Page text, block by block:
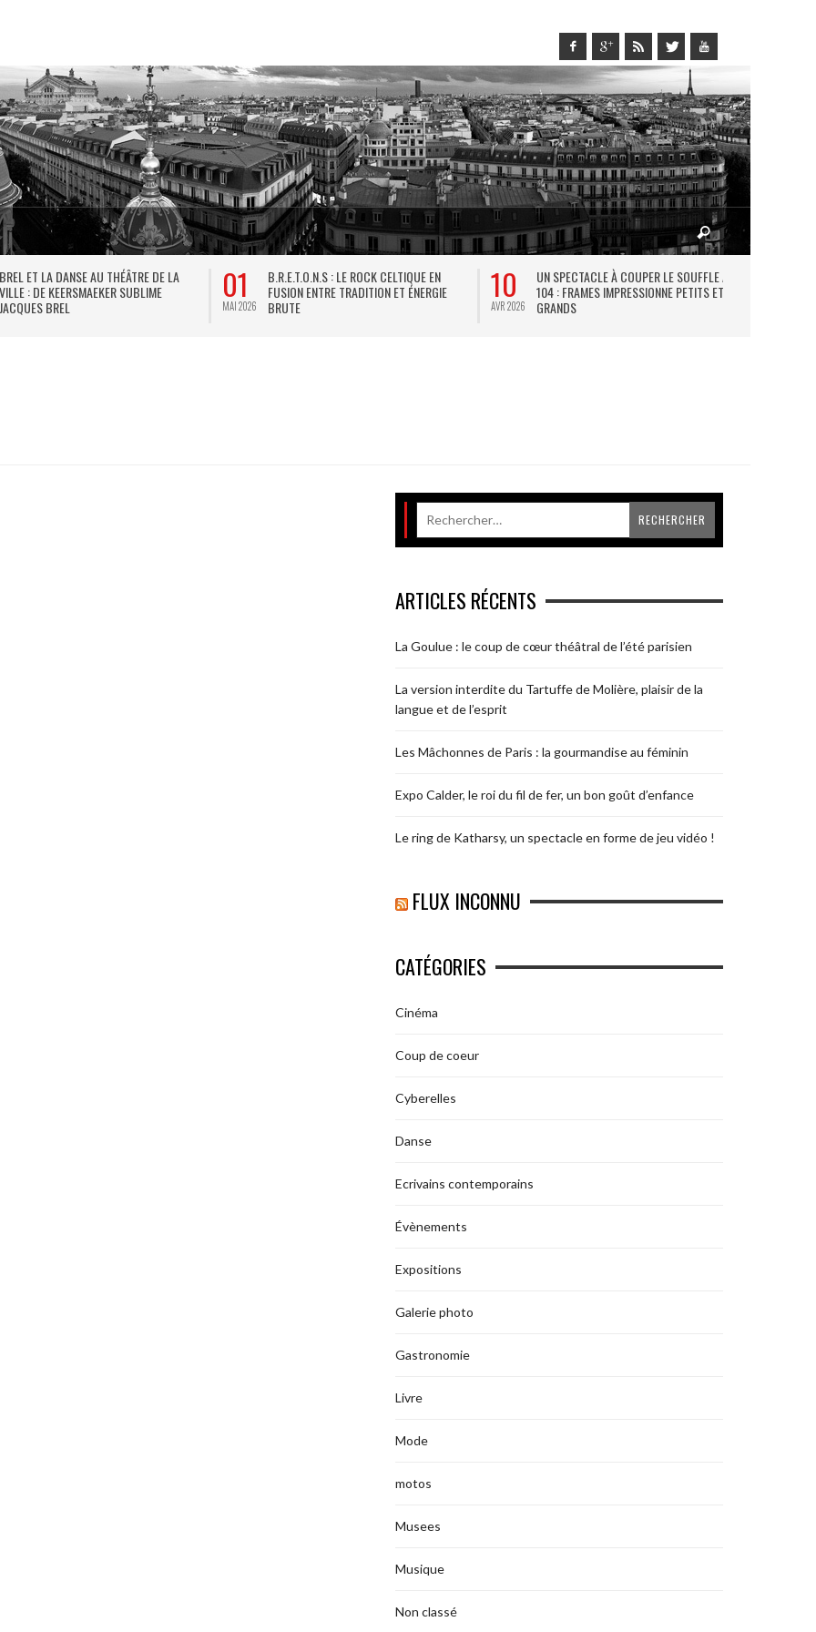
BREL ET LA DANSE AU THÉÂTRE DE LA
VILLE : DE KEERSMAEKER SUBLIME
JACQUES BREL
01
MAI 2026
B.R.E.T.O.N.S : LE ROCK CELTIQUE EN
FUSION ENTRE TRADITION ET ÉNERGIE
BRUTE
10
AVR 2026
UN SPECTACLE À COUPER LE SOUFFLE AU
104 : FRAMES IMPRESSIONNE PETITS ET
GRANDS
ARTICLES RÉCENTS
La Goulue : le coup de cœur théâtral de l’été parisien
La version interdite du Tartuffe de Molière, plaisir de la
langue et de l’esprit
Les Mâchonnes de Paris : la gourmandise au féminin
Expo Calder, le roi du fil de fer, un bon goût d’enfance
Le ring de Katharsy, un spectacle en forme de jeu vidéo !
FLUX INCONNU
CATÉGORIES
Cinéma
Coup de coeur
Cyberelles
Danse
Ecrivains contemporains
Évènements
Expositions
Galerie photo
Gastronomie
Livre
Mode
motos
Musees
Musique
Non classé